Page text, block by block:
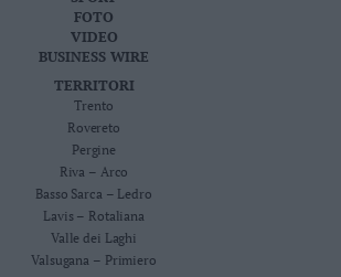
FOTO
VIDEO
BUSINESS WIRE
TERRITORI
Trento
Rovereto
Pergine
Riva – Arco
Basso Sarca – Ledro
Lavis – Rotaliana
Valle dei Laghi
Valsugana – Primiero